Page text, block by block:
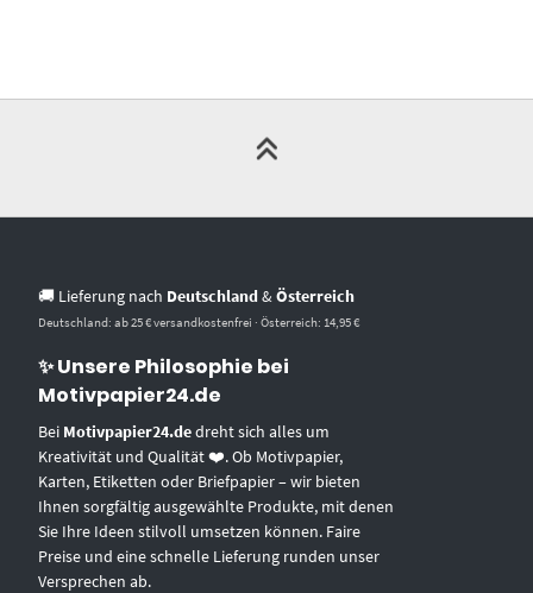
🚚 Lieferung nach Deutschland &Österreich
Deutschland: ab 25 € versandkostenfrei · Österreich: 14,95 €
✨ Unsere Philosophie bei
Motivpapier24.de
Bei Motivpapier24.dedreht sich alles um
Kreativität und Qualität ❤️. Ob Motivpapier,
Karten, Etiketten oder Briefpapier – wir bieten
Ihnen sorgfältig ausgewählte Produkte, mit denen
Sie Ihre Ideen stilvoll umsetzen können. Faire
Preise und eine schnelle Lieferung runden unser
Versprechen ab.